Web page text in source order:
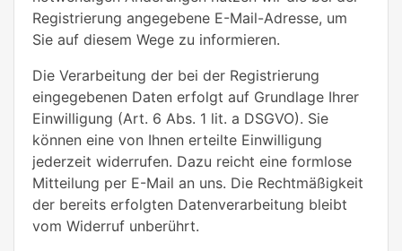
Registrierung angegebene E-Mail-Adresse, um
Sie auf diesem Wege zu informieren.
Die Verarbeitung der bei der Registrierung
eingegebenen Daten erfolgt auf Grundlage Ihrer
Einwilligung (Art. 6 Abs. 1 lit. a DSGVO). Sie
können eine von Ihnen erteilte Einwilligung
jederzeit widerrufen. Dazu reicht eine formlose
Mitteilung per E-Mail an uns. Die Rechtmäßigkeit
der bereits erfolgten Datenverarbeitung bleibt
vom Widerruf unberührt.